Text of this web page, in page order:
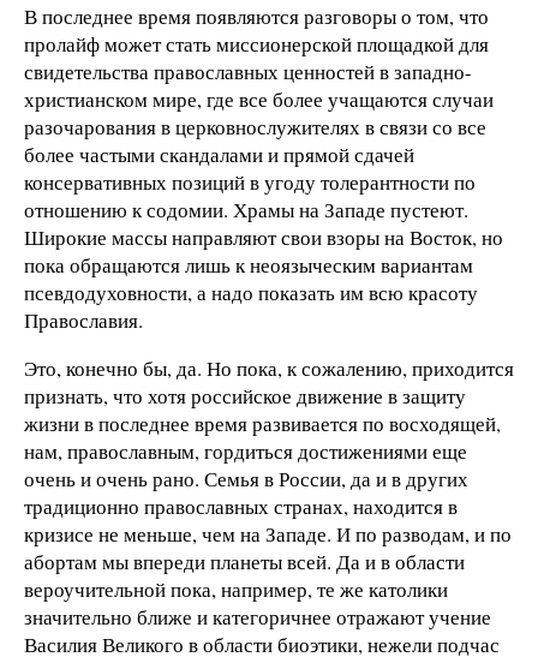
В последнее время появляются разговоры о том, что
пролайф может стать миссионерской площадкой для
свидетельства православных ценностей в западно-
христианском мире, где все более учащаются случаи
разочарования в церковнослужителях в связи со все
более частыми скандалами и прямой сдачей
консервативных позиций в угоду толерантности по
отношению к содомии. Храмы на Западе пустеют.
Широкие массы направляют свои взоры на Восток, но
пока обращаются лишь к неоязыческим вариантам
псевдодуховности, а надо показать им всю красоту
Православия.
Это, конечно бы, да. Но пока, к сожалению, приходится
признать, что хотя российское движение в защиту
жизни в последнее время развивается по восходящей,
нам, православным, гордиться достижениями еще
очень и очень рано. Семья в России, да и в других
традиционно православных странах, находится в
кризисе не меньше, чем на Западе. И по разводам, и по
абортам мы впереди планеты всей. Да и в области
вероучительной пока, например, те же католики
значительно ближе и категоричнее отражают учение
Василия Великого в области биоэтики, нежели подчас